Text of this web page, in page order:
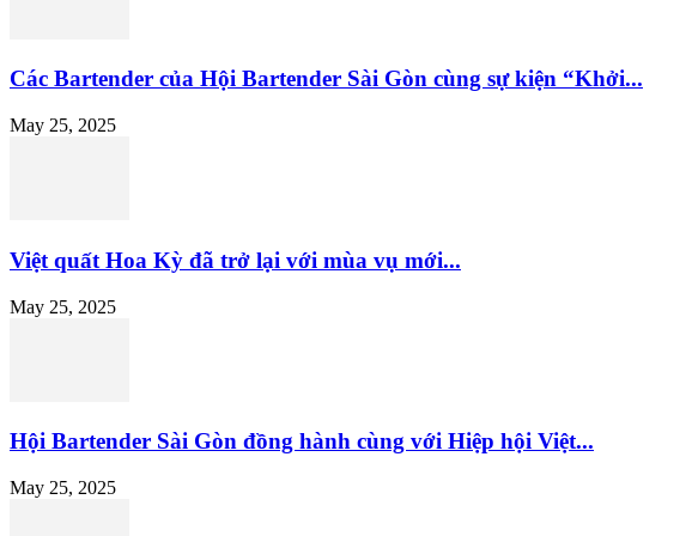
Các Bartender của Hội Bartender Sài Gòn cùng sự kiện “Khởi...
May 25, 2025
Việt quất Hoa Kỳ đã trở lại với mùa vụ mới...
May 25, 2025
Hội Bartender Sài Gòn đồng hành cùng với Hiệp hội Việt...
May 25, 2025